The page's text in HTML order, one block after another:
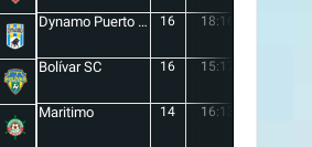
Dynamo Puerto FC 16 18:16
Bolívar SC 16 15:17
Maritimo 14 16:13